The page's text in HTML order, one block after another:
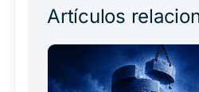
Artículos